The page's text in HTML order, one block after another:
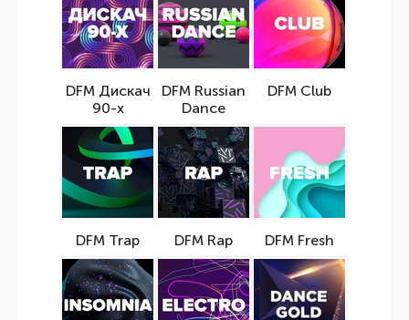
DFM Дискач
90-х
DFM Russian
Dance
DFM Club
DFM Trap DFM Rap DFM Fresh